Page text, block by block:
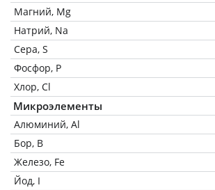
Магний, Mg
Натрий, Na
Сера, S
Фосфор, P
Хлор, Cl
Микроэлементы
Алюминий, Al
Бор, B
Железо, Fe
Йод, I